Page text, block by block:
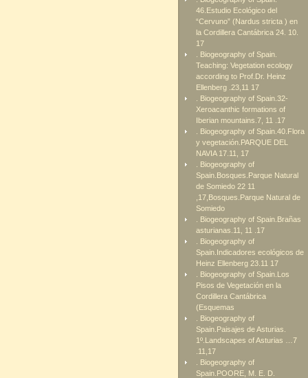
46.Estudio Ecológico del
“Cervuno” (Nardus stricta ) en
la Cordillera Cantábrica 24. 10.
17
. Biogeography of Spain.
Teaching: Vegetation ecology
according to Prof.Dr. Heinz
Ellenberg .23,11 17
. Biogeography of Spain.32-
Xeroacanthic formations of
Iberian mountains.7, 11 .17
. Biogeography of Spain.40.Flora
y vegetación.PARQUE DEL
NAVIA 17.11, 17
. Biogeography of
Spain.Bosques.Parque Natural
de Somiedo 22 11
,17,Bosques.Parque Natural de
Somiedo
. Biogeography of Spain.Brañas
asturianas.11, 11 .17
. Biogeography of
Spain.Indicadores ecológicos de
Heinz Ellenberg 23.11 17
. Biogeography of Spain.Los
Pisos de Vegetación en la
Cordillera Cantábrica
(Esquemas
. Biogeography of
Spain.Paisajes de Asturias.
1º.Landscapes of Asturias …7
.11,17
. Biogeography of
Spain.POORE, M. E. D.